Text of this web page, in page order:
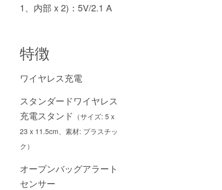
1、内部 x 2)：5V/2.1 A
特徴
ワイヤレス充電
スタンダードワイヤレス
充電スタンド （サイズ: 5 x
23 x 11.5cm、素材: プラスチッ
ク）
オープンバッグアラート
センサー